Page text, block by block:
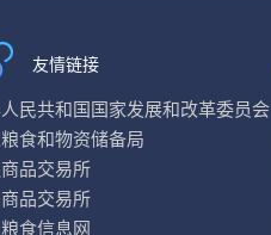
友情链接
民共和国国家发展和改革委员会
粮食和物资储备局
品交易所
品交易所
食信息网